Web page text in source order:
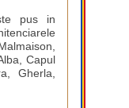
pus in
Capul
Gherla,